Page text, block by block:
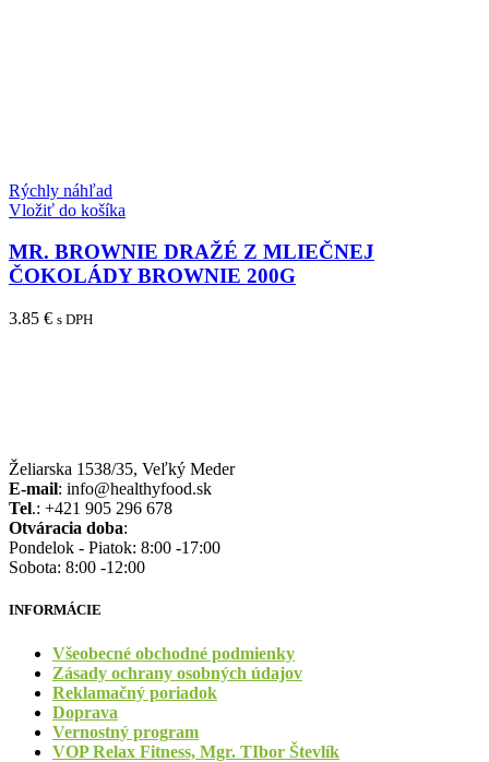
Rýchly náhľad
Vložiť do košíka
MR. BROWNIE DRAŽÉ Z MLIEČNEJ
ČOKOLÁDY BROWNIE 200G
3.85 € s DPH
Želiarska 1538/35, Veľký Meder
E-mail: info@healthyfood.sk
Tel.: +421 905 296 678
Otváracia doba:
Pondelok - Piatok: 8:00 -17:00
Sobota: 8:00 -12:00
INFORMÁCIE
Všeobecné obchodné podmienky
Zásady ochrany osobných údajov
Reklamačný poriadok
Doprava
Vernostný program
VOP Relax Fitness, Mgr. TIbor Števlík